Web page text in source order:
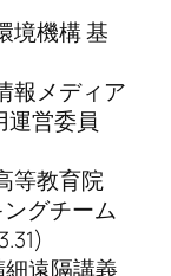
境機構 基
報メディア
運営委員
等教育院
グチーム
細遠隔講義